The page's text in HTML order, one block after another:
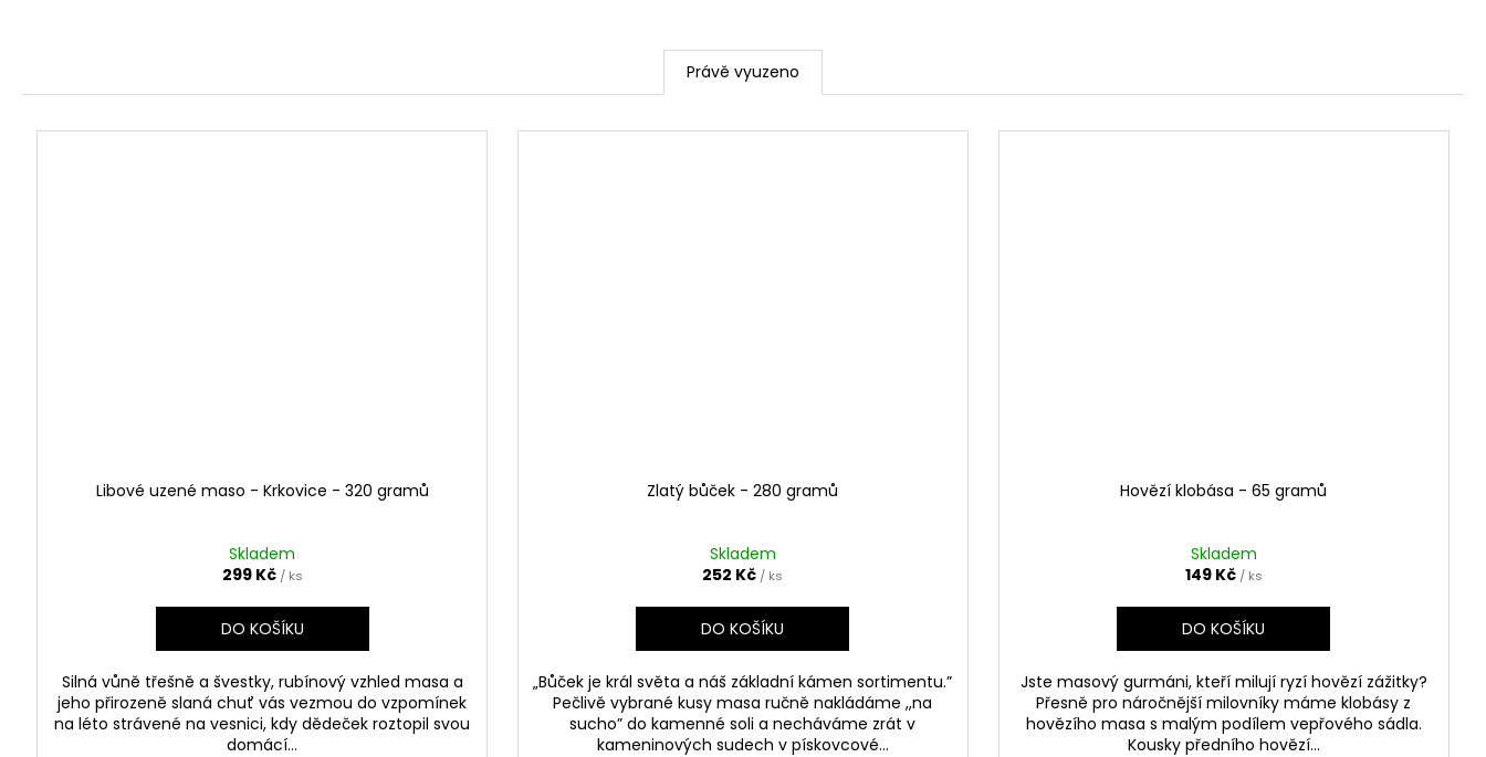
Právě vyuzeno
Libové uzené maso - Krkovice - 320 gramů
Skladem
299 Kč / ks
DO KOŠÍKU
Silná vůně třešně a švestky, rubínový vzhled masa a
jeho přirozeně slaná chuť vás vezmou do vzpomínek
na léto strávené na vesnici, kdy dědeček roztopil svou
domácí...
Zlatý bůček - 280 gramů
Skladem
252 Kč / ks
DO KOŠÍKU
„Bůček je král světa a náš základní kámen sortimentu.”
Pečlivě vybrané kusy masa ručně nakládáme ,,na
sucho” do kamenné soli a necháváme zrát v
kameninových sudech v pískovcové...
Hovězí klobása - 65 gramů
Skladem
149 Kč / ks
DO KOŠÍKU
Jste masový gurmáni, kteří milují ryzí hovězí zážitky?
Přesně pro náročnější milovníky máme klobásy z
hovězího masa s malým podílem vepřového sádla.
Kousky předního hovězí...